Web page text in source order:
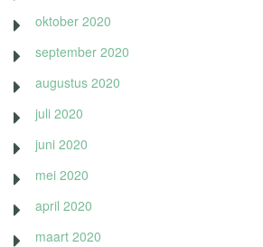
oktober 2020
september 2020
augustus 2020
juli 2020
juni 2020
mei 2020
april 2020
maart 2020